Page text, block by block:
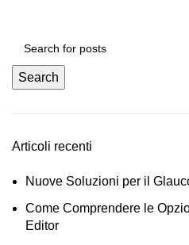
Search
Articoli recenti
Nuove Soluzioni per il
Come Comprendere le
Editor